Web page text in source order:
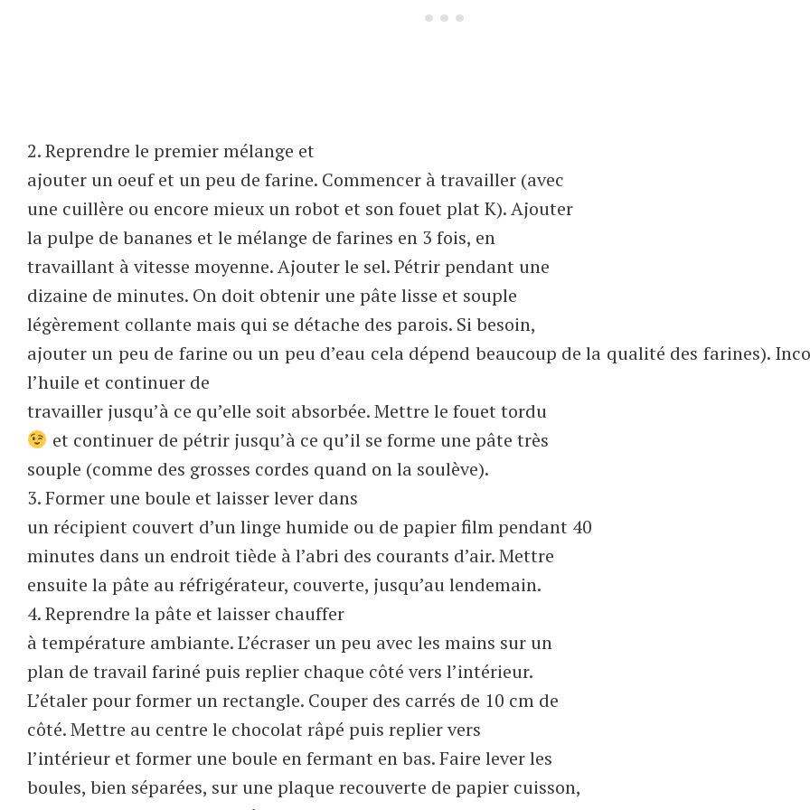
2. Reprendre le premier mélange et
ajouter un oeuf et un peu de farine. Commencer à travailler (avec
une cuillère ou encore mieux un robot et son fouet plat K). Ajouter
la pulpe de bananes et le mélange de farines en 3 fois, en
travaillant à vitesse moyenne. Ajouter le sel. Pétrir pendant une
dizaine de minutes. On doit obtenir une pâte lisse et souple
légèrement collante mais qui se détache des parois. Si besoin,
ajouter un peu de farine ou un peu d’eau cela dépend beaucoup de la qualité des farines).
l’huile et continuer de
travailler jusqu’à ce qu’elle soit absorbée. Mettre le fouet tordu
et continuer de pétrir jusqu’à ce qu’il se forme une pâte très
souple (comme des grosses cordes quand on la soulève).
3. Former une boule et laisser lever dans
un récipient couvert d’un linge humide ou de papier film pendant 40
minutes dans un endroit tiède à l’abri des courants d’air. Mettre
ensuite la pâte au réfrigérateur, couverte, jusqu’au lendemain.
4. Reprendre la pâte et laisser chauffer
à température ambiante. L’écraser un peu avec les mains sur un
plan de travail fariné puis replier chaque côté vers l’intérieur.
L’étaler pour former un rectangle. Couper des carrés de 10 cm de
côté. Mettre au centre le chocolat râpé puis replier vers
l’intérieur et former une boule en fermant en bas. Faire lever les
boules, bien séparées, sur une plaque recouverte de papier cuisson,